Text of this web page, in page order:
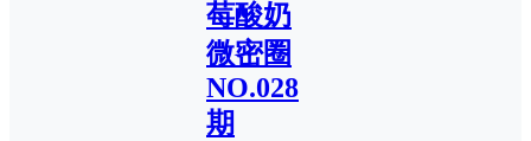
莓酸奶
微密圈
NO.028
期